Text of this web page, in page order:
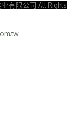
有限公司 All Rights